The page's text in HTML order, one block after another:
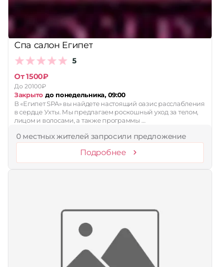
Спа салон Египет
5
От 1500₽
До 20100₽
Закрыто до понедельника, 09:00
В «Египет SPA» вы найдете настоящий оазис расслабления
в сердце Ухты. Мы предлагаем роскошный уход за телом,
лицом и волосами, а также программы …
0 местных жителей запросили предложение
Подробнее